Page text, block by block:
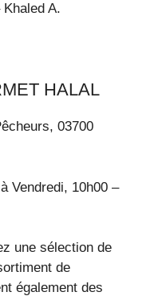
A.
HALAL
03700
Vendredi, 10h00 –
une sélection de
de
également des